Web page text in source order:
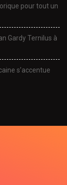
pour tout un
Gardy Ternilus à
s’accentue